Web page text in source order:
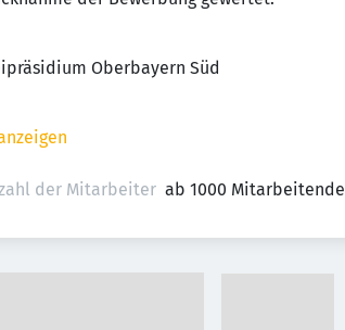
Oberbayern Süd
der Mitarbeiter ab 1000 Mitarbeitende